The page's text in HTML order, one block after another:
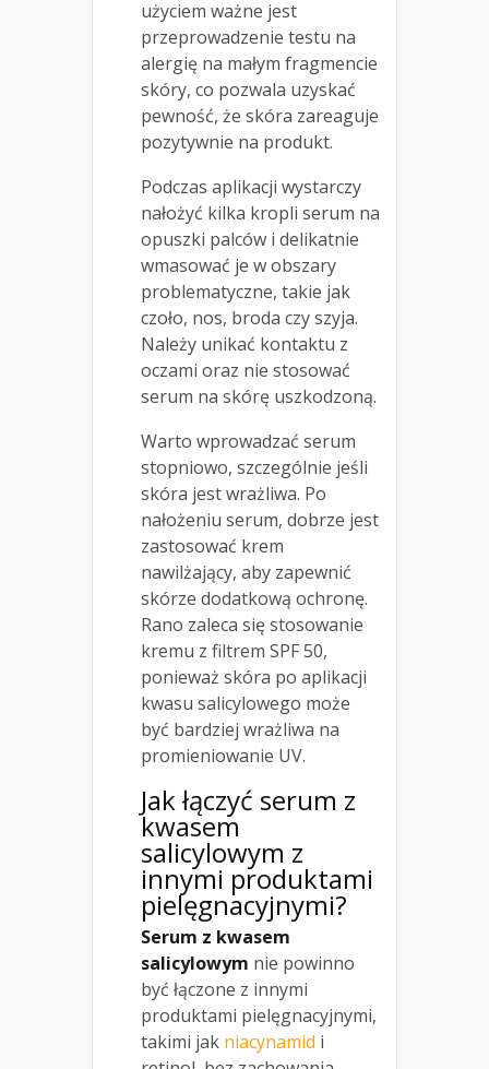
użyciem ważne jest
przeprowadzenie testu na
alergię na małym fragmencie
skóry, co pozwala uzyskać
pewność, że skóra zareaguje
pozytywnie na produkt.
Podczas aplikacji wystarczy
nałożyć kilka kropli serum na
opuszki palców i delikatnie
wmasować je w obszary
problematyczne, takie jak
czoło, nos, broda czy szyja.
Należy unikać kontaktu z
oczami oraz nie stosować
serum na skórę uszkodzoną.
Warto wprowadzać serum
stopniowo, szczególnie jeśli
skóra jest wrażliwa. Po
nałożeniu serum, dobrze jest
zastosować krem
nawilżający, aby zapewnić
skórze dodatkową ochronę.
Rano zaleca się stosowanie
kremu z filtrem SPF 50,
ponieważ skóra po aplikacji
kwasu salicylowego może
być bardziej wrażliwa na
promieniowanie UV.
Jak łączyć serum z
kwasem
salicylowym z
innymi produktami
pielęgnacyjnymi?
Serum z kwasem
salicylowym nie powinno
być łączone z innymi
produktami pielęgnacyjnymi,
takimi jak niacynamid i